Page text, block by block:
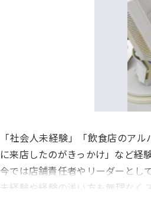
「社会人未経験」「飲食店のア
に来店したのがきっかけ」など経
今では店舗責任者やリーダーとし
未経験や経験の浅い方も無理なく